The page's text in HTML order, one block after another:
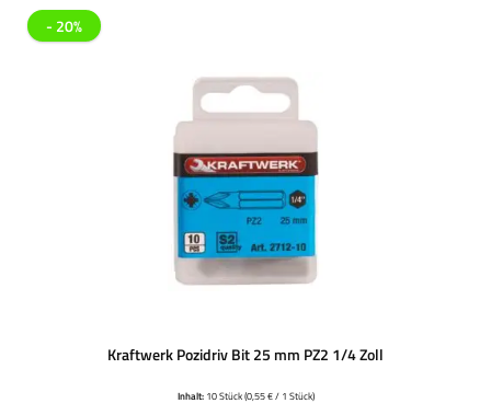
- 20%
Kraftwerk Pozidriv Bit 25 mm PZ2 1/4 Zoll
Inhalt: 10 Stück(0,55 € / 1 Stück)